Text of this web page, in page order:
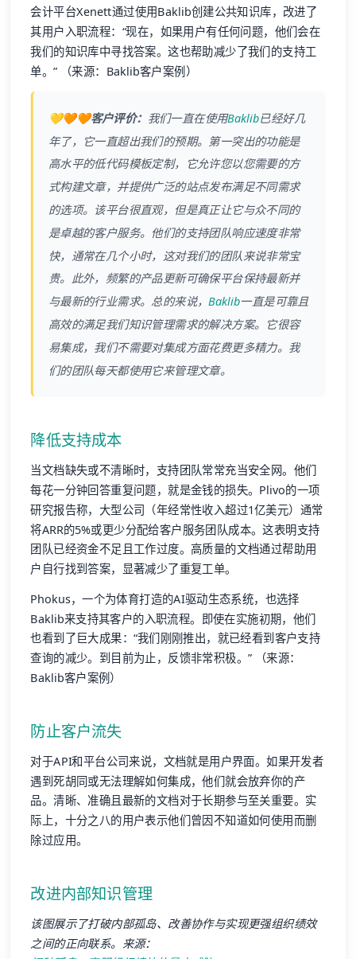
会计平台Xenett通过使用Baklib创建公共知识库，改进了
其用户入职流程：“现在，如果用户有任何问题，他们会在
我们的知识库中寻找答案。这也帮助减少了我们的支持工
单。” （来源：Baklib客户案例）
💛🧡🧡客户评价： 我们一直在使用Baklib已经好几
年了，它一直超出我们的预期。第一突出的功能是
高水平的低代码模板定制，它允许您以您需要的方
式构建文章，并提供广泛的站点发布满足不同需求
的选项。该平台很直观，但是真正让它与众不同的
是卓越的客户服务。他们的支持团队响应速度非常
快，通常在几个小时，这对我们的团队来说非常宝
贵。此外，频繁的产品更新可确保平台保持最新并
与最新的行业需求。总的来说，Baklib一直是可靠且
高效的满足我们知识管理需求的解决方案。它很容
易集成，我们不需要对集成方面花费更多精力。我
们的团队每天都使用它来管理文章。
降低支持成本
当文档缺失或不清晰时，支持团队常常充当安全网。他们
每花一分钟回答重复问题，就是金钱的损失。Plivo的一项
研究报告称，大型公司（年经常性收入超过1亿美元）通常
将ARR的5%或更少分配给客户服务团队成本。这表明支持
团队已经资金不足且工作过度。高质量的文档通过帮助用
户自行找到答案，显著减少了重复工单。
Phokus，一个为体育打造的AI驱动生态系统，也选择
Baklib来支持其客户的入职流程。即使在实施初期，他们
也看到了巨大成果：“我们刚刚推出，就已经看到客户支持
查询的减少。到目前为止，反馈非常积极。” （来源：
Baklib客户案例）
防止客户流失
对于API和平台公司来说，文档就是用户界面。如果开发者
遇到死胡同或无法理解如何集成，他们就会放弃你的产
品。清晰、准确且最新的文档对于长期参与至关重要。实
际上，十分之八的用户表示他们曾因不知道如何使用而删
除过应用。
改进内部知识管理
该图展示了打破内部孤岛、改善协作与实现更强组织绩效
之间的正向联系。来源：